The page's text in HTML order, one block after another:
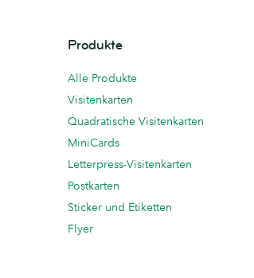
Produkte
Alle Produkte
Visitenkarten
Quadratische Visitenkarten
MiniCards
Letterpress-Visitenkarten
Postkarten
Sticker und Etiketten
Flyer